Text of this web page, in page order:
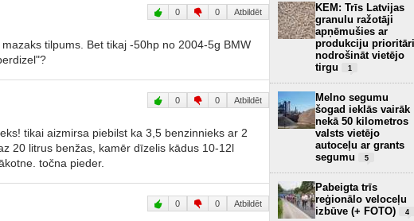
0 0 Atbildēt
tilpums. Bet tikaj -50hp no 2004-5g BMW
0 0 Atbildēt
tikai aizmirsa piebilst ka 3,5 benzinnieks ar 2
20 litrus benžas, kamēr dīzelis kādus 10-12l
točna pieder.
0 0 Atbildēt
KEM: Trīs Latvijas
granulu ražotāji
apņēmušies ar
produkciju prioritāri
nodrošināt vietējo
tirgu
1
Melno segumu
šogad ieklās vairāk
nekā 50 kilometros
valsts vietējo
autoceļu ar grants
segumu
5
Pabeigta trīs
reģionālo veloceļu
izbūve (+ FOTO)
4